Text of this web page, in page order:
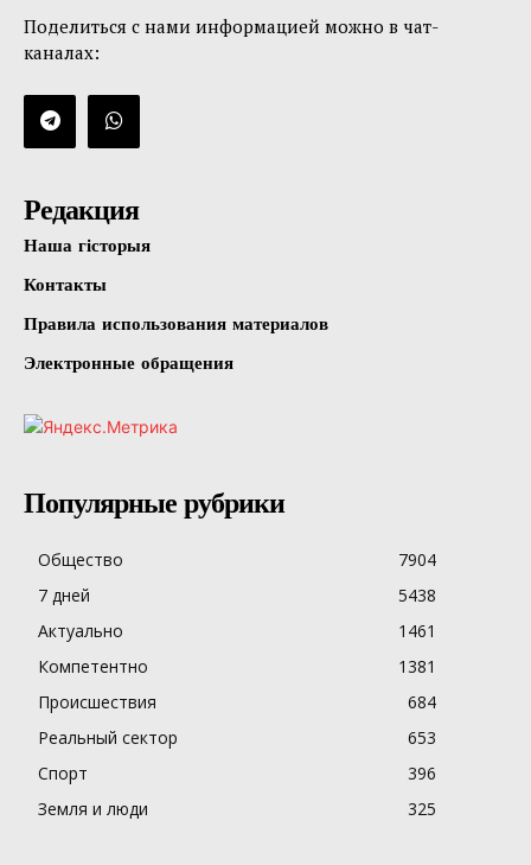
Поделиться с нами информацией можно в чат-
каналах:
Редакция
Наша гісторыя
Контакты
Правила использования материалов
Электронные обращения
Популярные рубрики
Общество
7904
7 дней
5438
Актуально
1461
Компетентно
1381
Происшествия
684
Реальный сектор
653
Спорт
396
Земля и люди
325